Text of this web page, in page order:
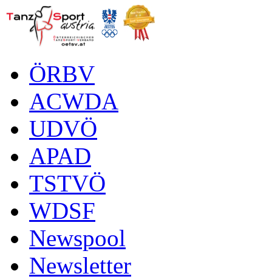
ÖRBV
ACWDA
UDVÖ
APAD
TSTVÖ
WDSF
Newspool
Newsletter